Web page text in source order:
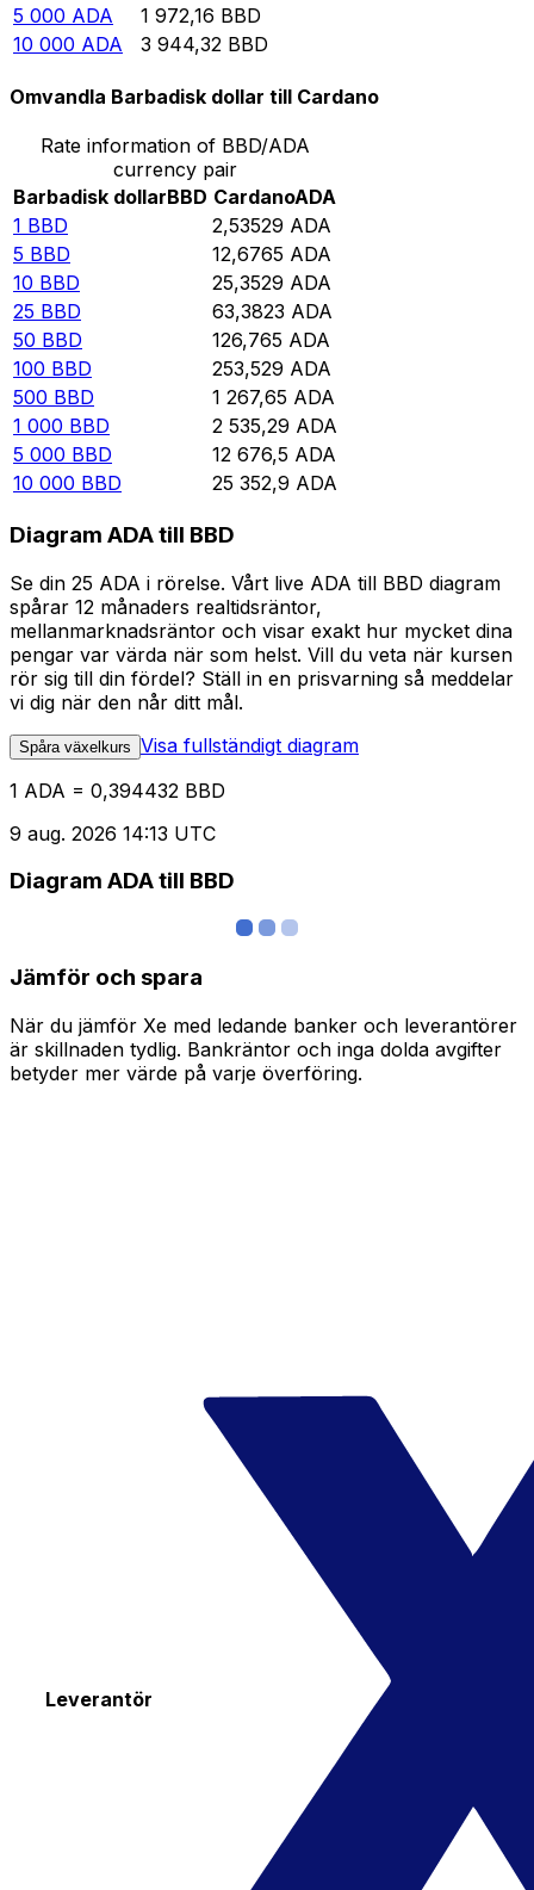
5 000 ADA 1 972,16 BBD
10 000 ADA 3 944,32 BBD
Omvandla Barbadisk dollar till Cardano
Rate information of BBD/ADA
currency pair
Barbadisk dollarBBD CardanoADA
1 BBD 2,53529 ADA
5 BBD 12,6765 ADA
10 BBD 25,3529 ADA
25 BBD 63,3823 ADA
50 BBD 126,765 ADA
100 BBD 253,529 ADA
500 BBD 1 267,65 ADA
1 000 BBD 2 535,29 ADA
5 000 BBD 12 676,5 ADA
10 000 BBD 25 352,9 ADA
Diagram ADA till BBD
Se din 25 ADA i rörelse. Vårt live ADA till BBD diagram
spårar 12 månaders realtidsräntor,
mellanmarknadsräntor och visar exakt hur mycket dina
pengar var värda när som helst. Vill du veta när kursen
rör sig till din fördel? Ställ in en prisvarning så meddelar
vi dig när den når ditt mål.
Spåra växelkurs Visa fullständigt diagram
1 ADA = 0,394432 BBD
9 aug. 2026 14:13 UTC
Diagram ADA till BBD
Jämför och spara
När du jämför Xe med ledande banker och leverantörer
är skillnaden tydlig. Bankräntor och inga dolda avgifter
betyder mer värde på varje överföring.
Leverantör